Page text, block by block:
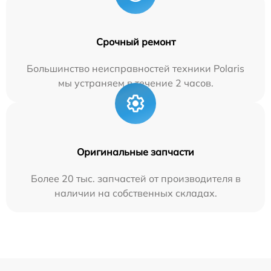
Срочный ремонт
Большинство неисправностей техники Polaris
мы устраняем в течение 2 часов.
Оригинальные запчасти
Более 20 тыс. запчастей от производителя в
наличии на собственных складах.